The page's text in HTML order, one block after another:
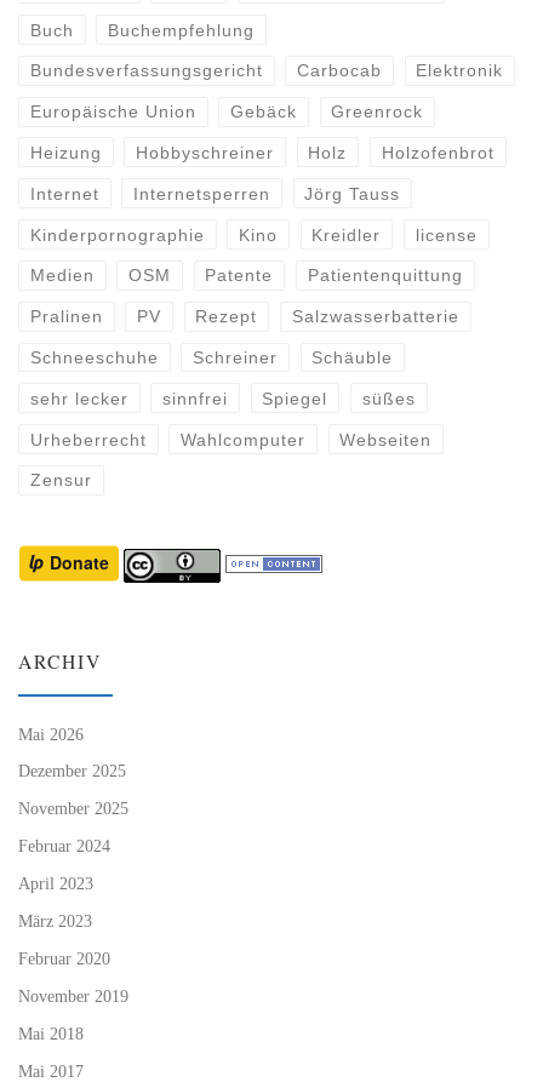
Buch Buchempfehlung
Bundesverfassungsgericht Carbocab Elektronik
Europäische Union Gebäck Greenrock
Heizung Hobbyschreiner Holz Holzofenbrot
Internet Internetsperren Jörg Tauss
Kinderpornographie Kino Kreidler license
Medien OSM Patente Patientenquittung
Pralinen PV Rezept Salzwasserbatterie
Schneeschuhe Schreiner Schäuble
sehr lecker sinnfrei Spiegel süßes
Urheberrecht Wahlcomputer Webseiten
Zensur
ARCHIV
Mai 2026
Dezember 2025
November 2025
Februar 2024
April 2023
März 2023
Februar 2020
November 2019
Mai 2018
Mai 2017